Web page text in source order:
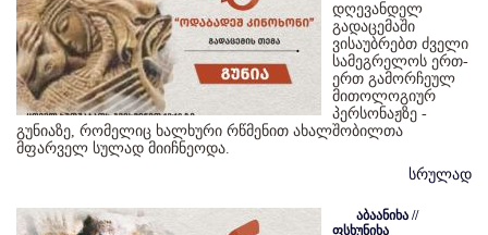
დღევანდელ
გადაცემაში
ვისაუბრებთ ძველი
სამეგრელოს ერთ-
ერთ გამორჩეულ
მითოლოგიურ
პერსონაჟზე -
გუნიაზე, რომელიც ხალხური რწმენით ახალშობილთა
მფარველ სულად მიიჩნეოდა.
სრულად
აბაანიხა //
ფსხუნიხა